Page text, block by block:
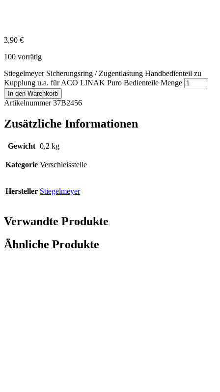
3,90 €
100 vorrätig
Stiegelmeyer Sicherungsring / Zugentlastung Handbedienteil zu
Kupplung u.a. für ACO LINAK Puro Bedienteile Menge
In den Warenkorb
Artikelnummer 37B2456
Zusätzliche Informationen
Gewicht 0,2 kg
Kategorie Verschleissteile
Hersteller Stiegelmeyer
Verwandte Produkte
Ähnliche Produkte